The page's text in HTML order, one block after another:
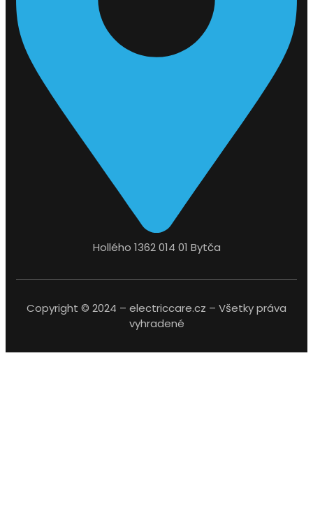
Hollého 1362 014 01 Bytča
Copyright © 2024 – electriccare.cz – Všetky práva
vyhradené